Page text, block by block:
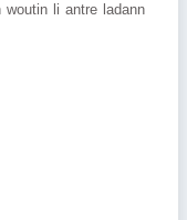
li antre ladann